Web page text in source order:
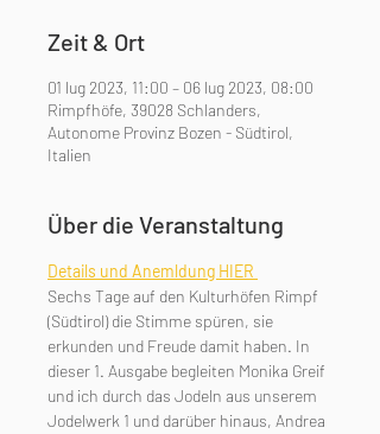
Zeit & Ort
01 lug 2023, 11:00 – 06 lug 2023, 08:00
Rimpfhöfe, 39028 Schlanders,
Autonome Provinz Bozen - Südtirol,
Italien
Über die Veranstaltung
Details und Anemldung HIER
Sechs Tage auf den Kulturhöfen Rimpf
(Südtirol) die Stimme spüren, sie
erkunden und Freude damit haben. In
dieser 1. Ausgabe begleiten Monika Greif
und ich durch das Jodeln aus unserem
Jodelwerk 1 und darüber hinaus, Andrea